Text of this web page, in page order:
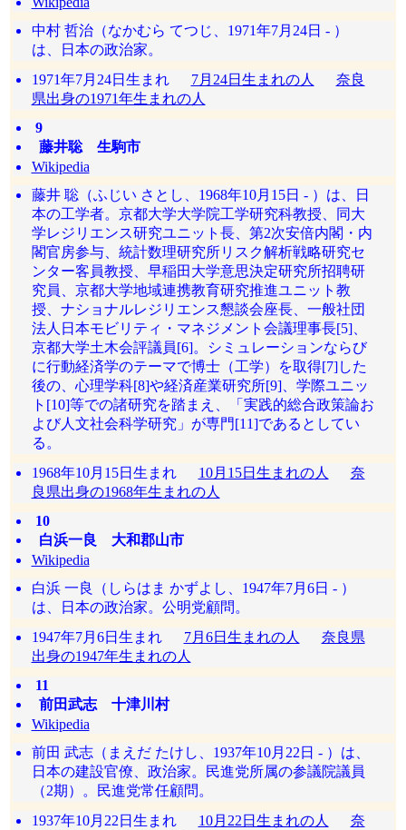
中村 哲治（なかむら てつじ、1971年7月24日 - ）
は、日本の政治家。
1971年7月24日生まれ 7月24日生まれの人
奈良
県出身の1971年生まれの人
9
藤井聡 生駒市
Wikipedia
藤井 聡（ふじい さとし、1968年10月15日 - ）は、日
本の工学者。京都大学大学院工学研究科教授、同大
学レジリエンス研究ユニット長、第2次安倍内閣・内
閣官房参与、統計数理研究所リスク解析戦略研究セ
ンター客員教授、早稲田大学意思決定研究所招聘研
究員、京都大学地域連携教育研究推進ユニット教
授、ナショナルレジリエンス懇談会座長、一般社団
法人日本モビリティ・マネジメント会議理事長[5]、
京都大学土木会評議員[6]。シミュレーションならび
に行動経済学のテーマで博士（工学）を取得[7]した
後の、心理学科[8]や経済産業研究所[9]、学際ユニッ
ト[10]等での諸研究を踏まえ、「実践的総合政策論お
よび人文社会科学研究」が専門[11]であるとしてい
る。
1968年10月15日生まれ 10月15日生まれの人
奈
良県出身の1968年生まれの人
10
白浜一良 大和郡山市
Wikipedia
白浜 一良（しらはま かずよし、1947年7月6日 - ）
は、日本の政治家。公明党顧問。
1947年7月6日生まれ 7月6日生まれの人
奈良県
出身の1947年生まれの人
11
前田武志 十津川村
Wikipedia
前田 武志（まえだ たけし、1937年10月22日 ‐ ）は、
日本の建設官僚、政治家。民進党所属の参議院議員
（2期）。民進党常任顧問。
1937年10月22日生まれ 10月22日生まれの人
奈